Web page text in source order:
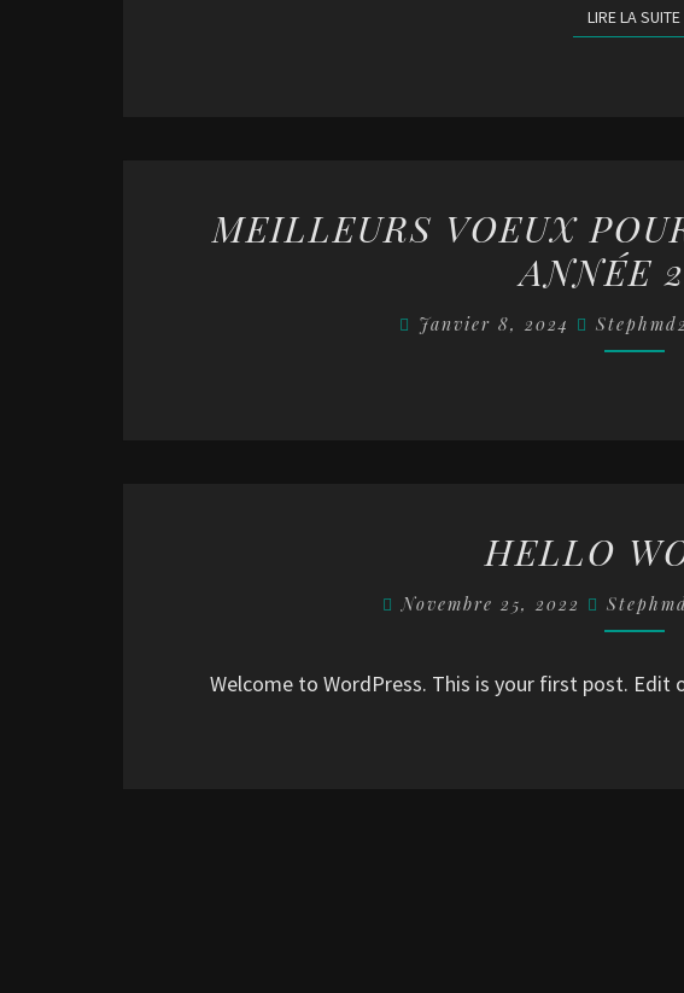
LIRE LA SUITE
MEILLEURS VOEUX
ANNÉE
Janvier 8, 2024
HELLO
Novembre 25, 2022
Welcome to WordPress. This is your first post.